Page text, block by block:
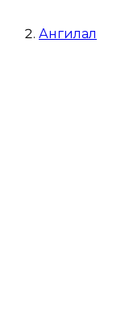
Ангилал